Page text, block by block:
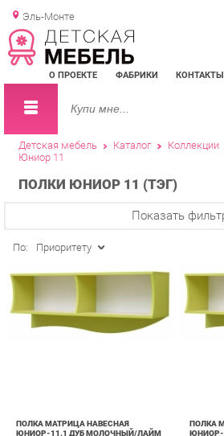
Эль-Монте
О ПРОЕКТЕ ФАБРИКИ КОНТАКТЫ
Детская мебель Каталог Коллекции
Юниор 11
ПОЛКИ ЮНИОР 11 (ТЭГ)